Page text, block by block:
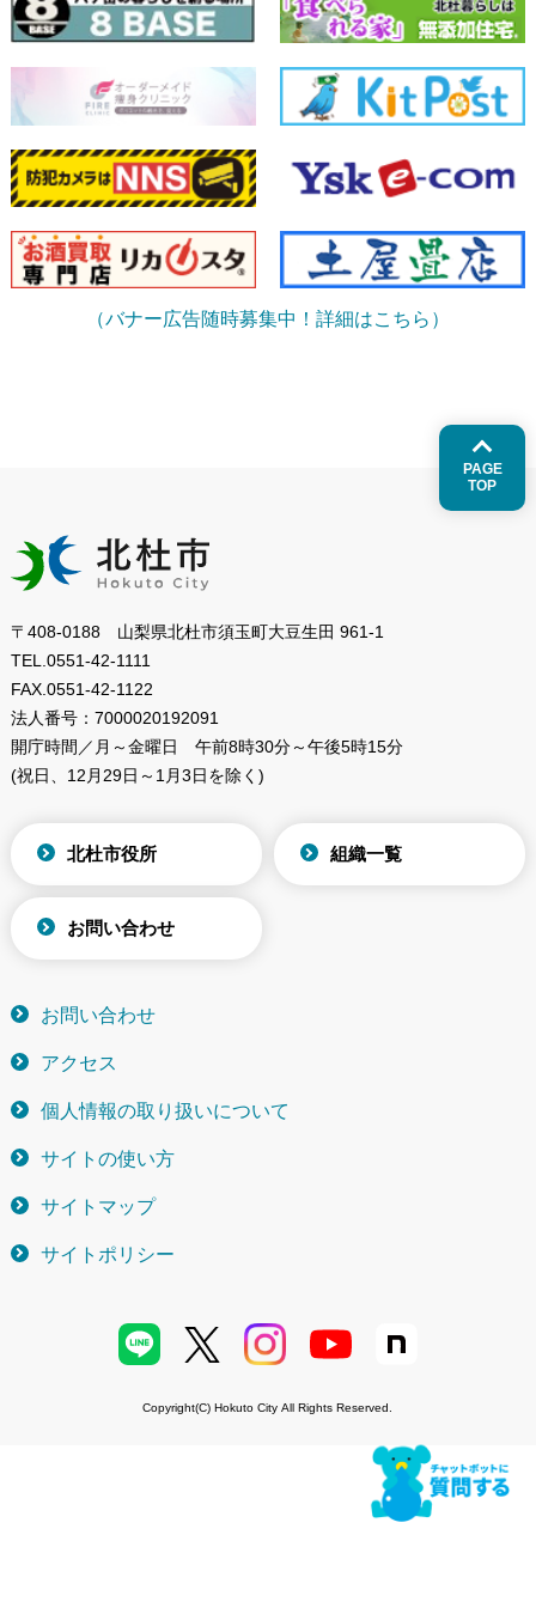
（バナー広告随時募集中！詳細はこちら）
PAGE
TOP
〒408-0188 山梨県北杜市須玉町大豆生田 961-1
TEL. 0551-42-1111
FAX. 0551-42-1122
法人番号： 7000020192091
開庁時間／月～金曜日
午前8時30分～午後5時15分
(祝日、12月29日～1月3日を除く)
北杜市役所 組織一覧
お問い合わせ
お問い合わせ
アクセス
個人情報の取り扱いについて
サイトの使い方
サイトマップ
サイトポリシー
Copyright(C) Hokuto City All Rights Reserved.